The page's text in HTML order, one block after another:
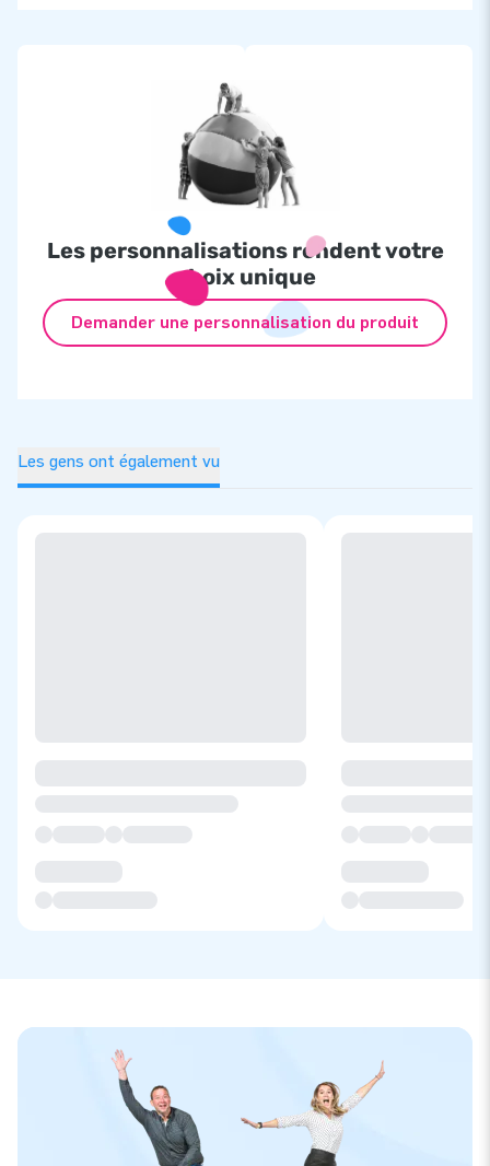
Les personnalisations rendent votre
choix unique
Demander une personnalisation du produit
Les gens ont également vu